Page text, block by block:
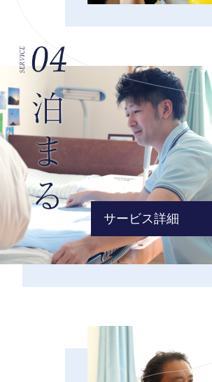
小規模多機能型居宅介護
看護小規模多機能型居宅介護
サービス詳細
ショートステイ
小規模多機能型居宅介護